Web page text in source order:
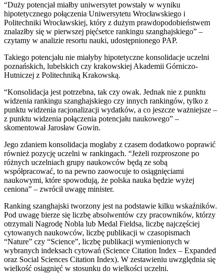
“Duży potencjał miałby uniwersytet powstały w wyniku
hipotetycznego połączenia Uniwersytetu Wrocławskiego i
Politechniki Wrocławskiej, który z dużym prawdopodobieństwem
znalazłby się w pierwszej pięćsetce rankingu szanghajskiego” –
czytamy w analizie resortu nauki, udostępnionego PAP.
Takiego potencjału nie miałyby hipotetyczne konsolidacje uczelni
poznańskich, lubelskich czy krakowskiej Akademii Górniczo-
Hutniczej z Politechniką Krakowską.
“Konsolidacja jest potrzebna, tak czy owak. Jednak nie z punktu
widzenia rankingu szanghajskiego czy innych rankingów, tylko z
punktu widzenia racjonalizacji wydatków, a co jeszcze ważniejsze –
z punktu widzenia połączenia potencjału naukowego” –
skomentował Jarosław Gowin.
Jego zdaniem konsolidacja mogłaby z czasem dodatkowo poprawić
również pozycję uczelni w rankingach. “Jeżeli rozproszone po
różnych uczelniach grupy naukowców będą ze sobą
współpracować, to na pewno zaowocuje to osiągnięciami
naukowymi, które spowodują, że polska nauka będzie wyżej
ceniona” – zwrócił uwagę minister.
Ranking szanghajski tworzony jest na podstawie kilku wskaźników.
Pod uwagę bierze się liczbę absolwentów czy pracowników, którzy
otrzymali Nagrodę Nobla lub Medal Fieldsa, liczbę najczęściej
cytowanych naukowców, liczbę publikacji w czasopismach
“Nature” czy “Science”, liczbę publikacji wymienionych w
wybranych indeksach cytowań (Science Citation Index – Expanded
oraz Social Sciences Citation Index). W zestawieniu uwzględnia się
wielkość osiągnięć w stosunku do wielkości uczelni.